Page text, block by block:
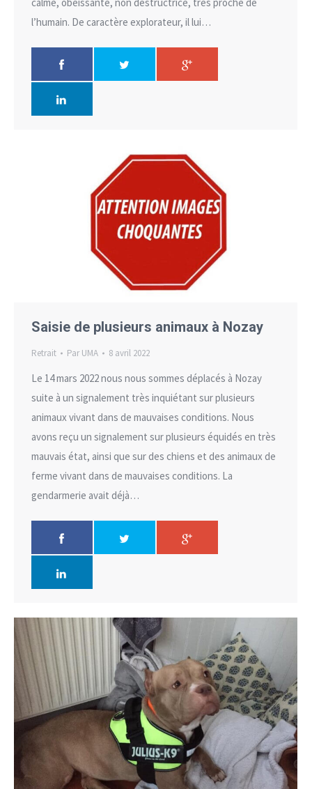
l’humain. De caractère explorateur, il lui…
Saisie de plusieurs animaux à Nozay
Retrait Par UMA 8 avril 2022
Le 14 mars 2022 nous nous sommes déplacés à Nozay
suite à un signalement très inquiétant sur plusieurs
animaux vivant dans de mauvaises conditions. Nous
avons reçu un signalement sur plusieurs équidés en très
mauvais état, ainsi que sur des chiens et des animaux de
ferme vivant dans de mauvaises conditions. La
gendarmerie avait déjà…